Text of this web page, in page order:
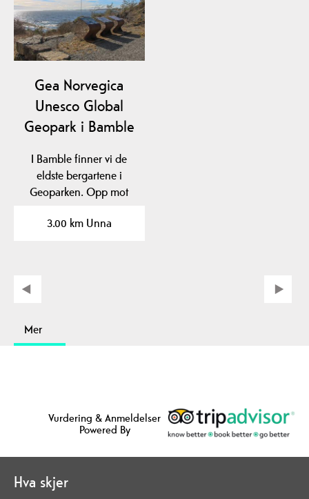
Gea Norvegica
Unesco Global
Geopark i Bamble
I Bamble finner vi de
eldste bergartene i
Geoparken. Opp mot
gamle…
3.00 km Unna
Mer
Vurdering & Anmeldelser
Powered By
Hva skjer